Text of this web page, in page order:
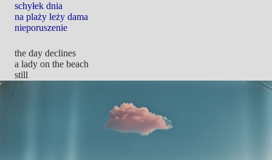
schyłek dnia
na plaży leży dama
nieporuszenie
the day declines
a lady on the beach
still